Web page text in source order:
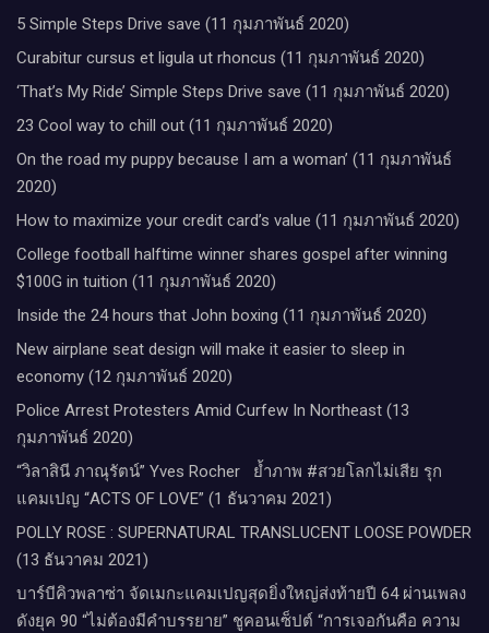
5 Simple Steps Drive save (11 กุมภาพันธ์ 2020)
Curabitur cursus et ligula ut rhoncus (11 กุมภาพันธ์ 2020)
‘That’s My Ride’ Simple Steps Drive save (11 กุมภาพันธ์ 2020)
23 Cool way to chill out (11 กุมภาพันธ์ 2020)
On the road my puppy because I am a woman’ (11 กุมภาพันธ์
2020)
How to maximize your credit card’s value (11 กุมภาพันธ์ 2020)
College football halftime winner shares gospel after winning
$100G in tuition (11 กุมภาพันธ์ 2020)
Inside the 24 hours that John boxing (11 กุมภาพันธ์ 2020)
New airplane seat design will make it easier to sleep in
economy (12 กุมภาพันธ์ 2020)
Police Arrest Protesters Amid Curfew In Northeast (13
กุมภาพันธ์ 2020)
“วิลาสินี ภาณุรัตน์” Yves Rocher​ ย้ำภาพ #สวยโลกไม่เสีย รุก
แคมเปญ “ACTS OF LOVE” (1 ธันวาคม 2021)
POLLY ROSE : SUPERNATURAL TRANSLUCENT LOOSE POWDER
(13 ธันวาคม 2021)
บาร์บีคิวพลาซ่า จัดเมกะแคมเปญสุดยิ่งใหญ่ส่งท้ายปี 64 ผ่านเพลง
ดังยุค 90 “ไม่ต้องมีคำบรรยาย” ชูคอนเซ็ปต์ “การเจอกันคือ ความ